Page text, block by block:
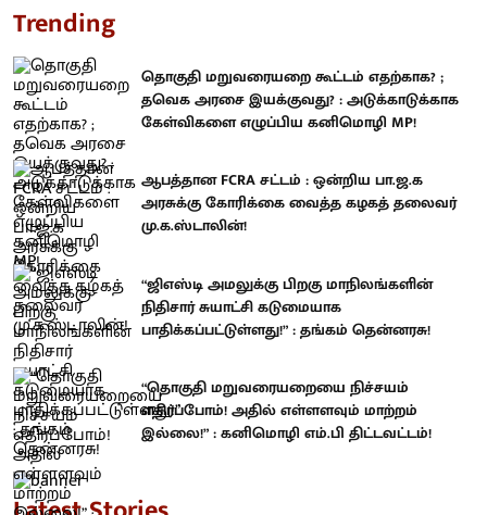
Trending
தொகுதி மறுவரையறை கூட்டம் எதற்காக? ;
தவெக அரசை இயக்குவது? : அடுக்காடுக்காக
கேள்விகளை எழுப்பிய கனிமொழி MP!
ஆபத்தான FCRA சட்டம் : ஒன்றிய பா.ஜ.க
அரசுக்கு கோரிக்கை வைத்த கழகத் தலைவர்
மு.க.ஸ்டாலின்!
“ஜிஎஸ்டி அமலுக்கு பிறகு மாநிலங்களின்
நிதிசார் சுயாட்சி கடுமையாக
பாதிக்கப்பட்டுள்ளது!” : தங்கம் தென்னரசு!
“தொகுதி மறுவரையறையை நிச்சயம்
எதிர்ப்போம்! அதில் எள்ளளவும் மாற்றம்
இல்லை!” : கனிமொழி எம்.பி திட்டவட்டம்!